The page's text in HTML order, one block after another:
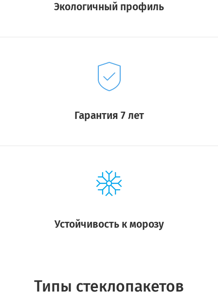
Экологичный профиль
Гарантия 7 лет
Устойчивость к морозу
Типы стеклопакетов